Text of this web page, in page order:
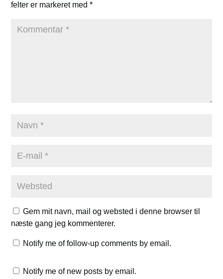
felter er markeret med*
Gem mit navn, mail og websted i denne browser til
næste gang jeg kommenterer.
Notify me of follow-up comments by email.
Notify me of new posts by email.